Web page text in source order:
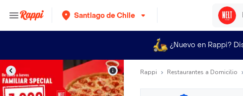
Santiago de Chile
¿Nuevo en Rappi?
Rappi Restaurantes a Domicilio